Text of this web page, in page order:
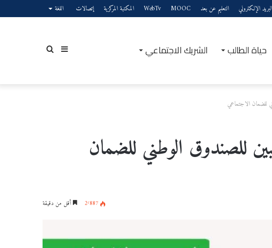
البريد الإلكتروني التعليم عن بعد MOOC
WebTv المكتبة المركزية إتصالات اللغة
حياة الطالب الشريك الاجتماعي بحثإضافة
للضمان الاجتماعي
للصندوق الوطني للضمان
2٬887 أقل من دقيقة